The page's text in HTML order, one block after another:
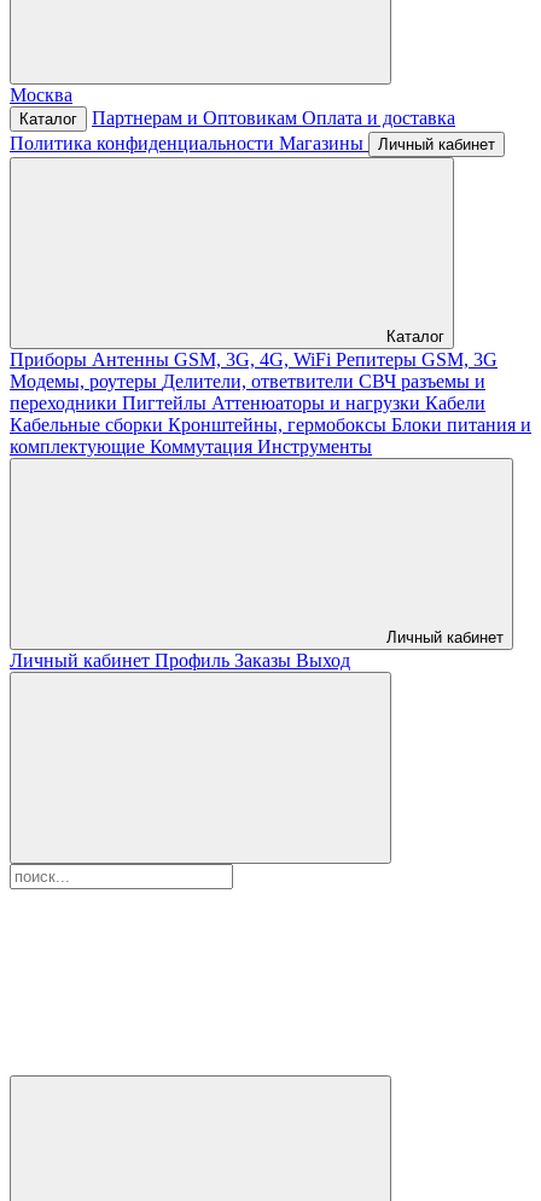
Москва
Каталог Партнерам и Оптовикам Оплата и доставка
Политика конфиденциальности Магазины Личный кабинет
Каталог
Приборы Антенны GSM, 3G, 4G, WiFi Репитеры GSM, 3G
Модемы, роутеры Делители, ответвители СВЧ разъемы и
переходники Пигтейлы Аттенюаторы и нагрузки Кабели
Кабельные сборки Кронштейны, гермобоксы Блоки питания и
комплектующие Коммутация Инструменты
Личный кабинет
Личный кабинет Профиль Заказы Выход